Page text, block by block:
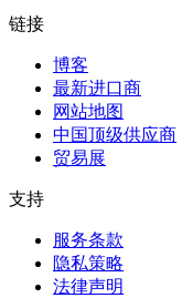
链接
博客
最新进口商
网站地图
中国顶级供应商
贸易展
支持
服务条款
隐私策略
法律声明